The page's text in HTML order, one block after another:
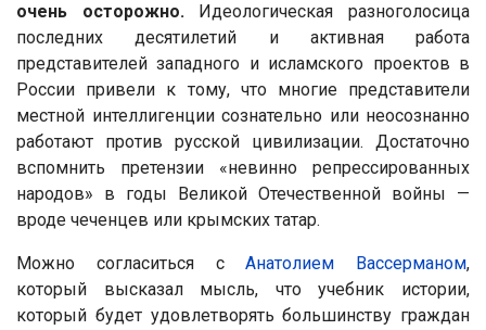
очень осторожно.Идеологическая разноголосица
последних десятилетий и активная работа
представителей западного и исламского проектов в
России привели к тому, что многие представители
местной интеллигенции сознательно или неосознанно
работают против русской цивилизации. Достаточно
вспомнить претензии «невинно репрессированных
народов» в годы Великой Отечественной войны —
вроде чеченцев или крымских татар.
Можно согласиться сАнатолием Вассерманом,
который высказал мысль, что учебник истории,
который будет удовлетворять большинству граждан